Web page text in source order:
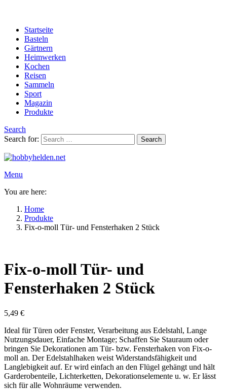
Startseite
Basteln
Gärtnern
Heimwerken
Kochen
Reisen
Sammeln
Sport
Magazin
Produkte
Search
Search for:
Search
Menu
You are here:
Home
Produkte
Fix-o-moll Tür- und Fensterhaken 2 Stück
Fix-o-moll Tür- und
Fensterhaken 2 Stück
5,49 €
Ideal für Türen oder Fenster, Verarbeitung aus Edelstahl, Lange
Nutzungsdauer, Einfache Montage; Schaffen Sie Stauraum oder
bringen Sie Dekorationen am Tür- bzw. Fensterhaken von Fix-o-
moll an. Der Edelstahlhaken weist Widerstandsfähigkeit und
Langlebigkeit auf. Er wird einfach an den Flügel gehängt und hält
Garderobenteile, Lichterketten, Dekorationselemente u. w. Er lässt
sich für alle Wohnräume verwenden.